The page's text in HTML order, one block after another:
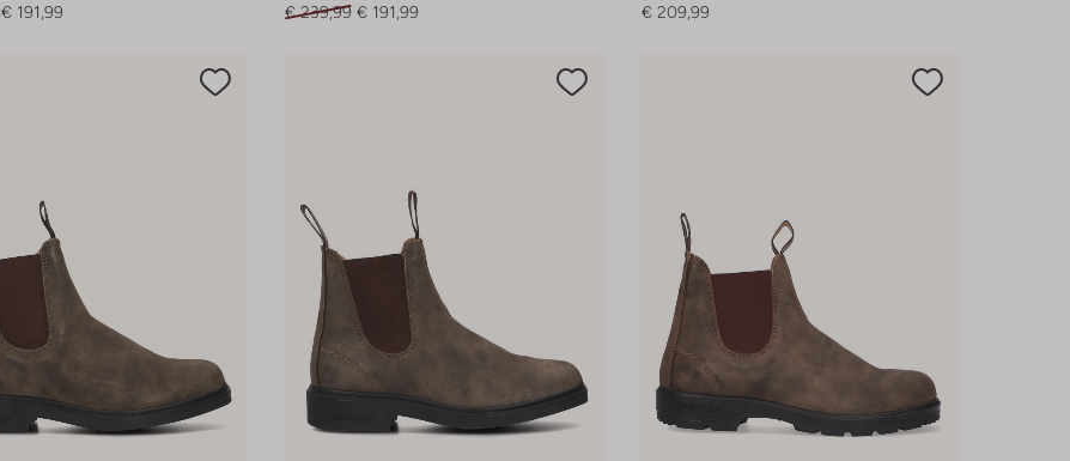
€ 191,99
€ 239,99 € 191,99
€ 209,99